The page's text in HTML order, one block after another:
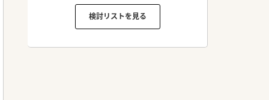
検討リストを見る